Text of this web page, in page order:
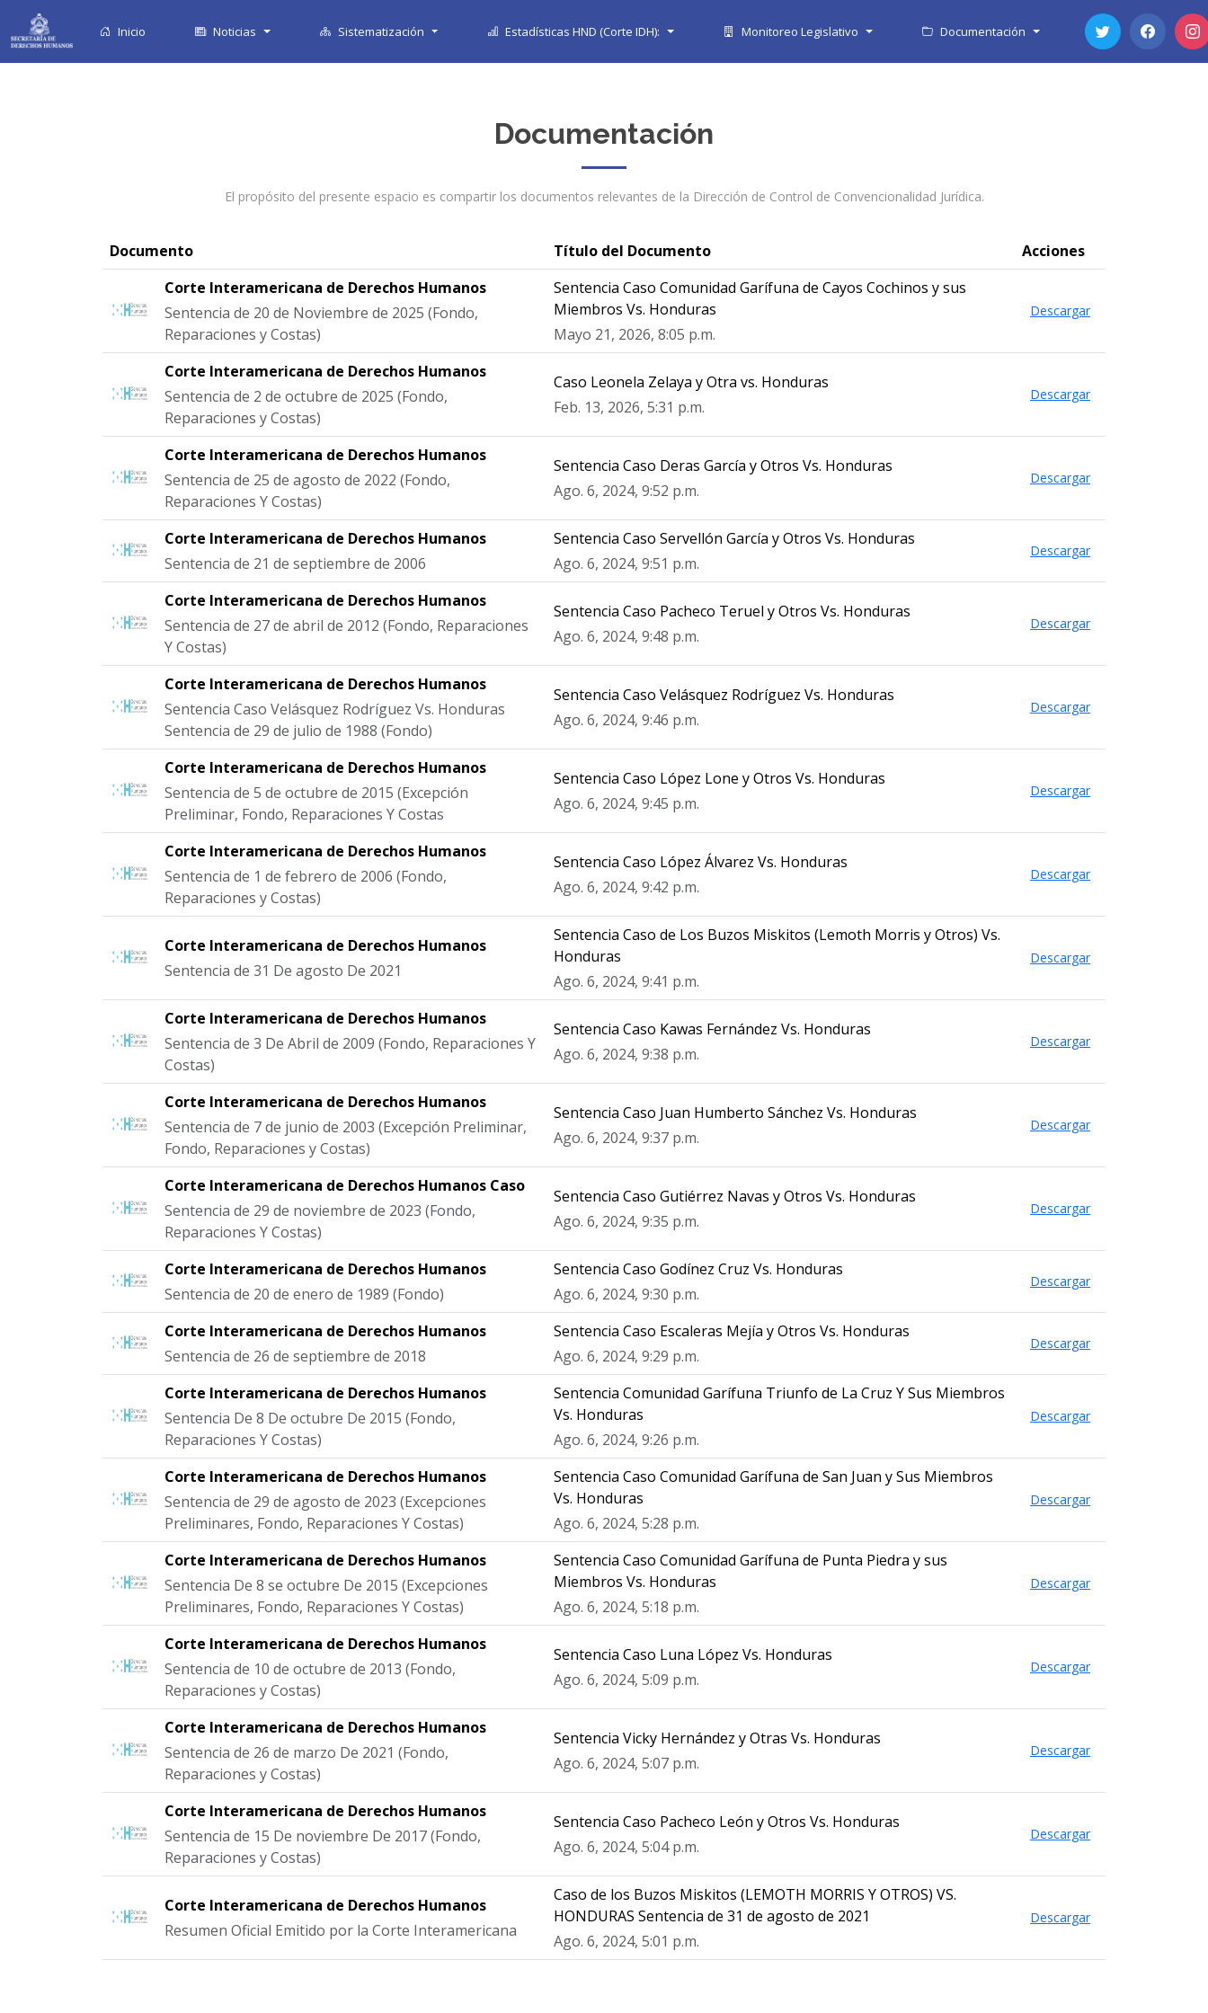
Inicio Noticias Sistematización Estadísticas HND (Corte IDH): Monitoreo Legislativo Documentación
Documentación
El propósito del presente espacio es compartir los documentos relevantes de la Dirección de Control de Convencionalidad Jurídica.
Documento Título del Documento
Acciones
Corte Interamericana de Derechos Humanos
Sentencia de 20 de Noviembre de 2025 (Fondo,
Reparaciones y Costas)
Sentencia Caso Comunidad Garífuna de Cayos Cochinos y sus
Miembros Vs. Honduras
Mayo 21, 2026, 8:05 p.m.
Descargar
Corte Interamericana de Derechos Humanos
Sentencia de 2 de octubre de 2025 (Fondo,
Reparaciones y Costas)
Caso Leonela Zelaya y Otra vs. Honduras
Feb. 13, 2026, 5:31 p.m.
Descargar
Corte Interamericana de Derechos Humanos
Sentencia de 25 de agosto de 2022 (Fondo,
Reparaciones Y Costas)
Sentencia Caso Deras García y Otros Vs. Honduras
Ago. 6, 2024, 9:52 p.m.
Descargar
Corte Interamericana de Derechos Humanos
Sentencia de 21 de septiembre de 2006
Sentencia Caso Servellón García y Otros Vs. Honduras
Ago. 6, 2024, 9:51 p.m.
Descargar
Corte Interamericana de Derechos Humanos
Sentencia de 27 de abril de 2012 (Fondo, Reparaciones
Y Costas)
Sentencia Caso Pacheco Teruel y Otros Vs. Honduras
Ago. 6, 2024, 9:48 p.m.
Descargar
Corte Interamericana de Derechos Humanos
Sentencia Caso Velásquez Rodríguez Vs. Honduras
Sentencia de 29 de julio de 1988 (Fondo)
Sentencia Caso Velásquez Rodríguez Vs. Honduras
Ago. 6, 2024, 9:46 p.m.
Descargar
Corte Interamericana de Derechos Humanos
Sentencia de 5 de octubre de 2015 (Excepción
Preliminar, Fondo, Reparaciones Y Costas
Sentencia Caso López Lone y Otros Vs. Honduras
Ago. 6, 2024, 9:45 p.m.
Descargar
Corte Interamericana de Derechos Humanos
Sentencia de 1 de febrero de 2006 (Fondo,
Reparaciones y Costas)
Sentencia Caso López Álvarez Vs. Honduras
Ago. 6, 2024, 9:42 p.m.
Descargar
Corte Interamericana de Derechos Humanos
Sentencia de 31 De agosto De 2021
Sentencia Caso de Los Buzos Miskitos (Lemoth Morris y Otros) Vs.
Honduras
Ago. 6, 2024, 9:41 p.m.
Descargar
Corte Interamericana de Derechos Humanos
Sentencia de 3 De Abril de 2009 (Fondo, Reparaciones Y
Costas)
Sentencia Caso Kawas Fernández Vs. Honduras
Ago. 6, 2024, 9:38 p.m.
Descargar
Corte Interamericana de Derechos Humanos
Sentencia de 7 de junio de 2003 (Excepción Preliminar,
Fondo, Reparaciones y Costas)
Sentencia Caso Juan Humberto Sánchez Vs. Honduras
Ago. 6, 2024, 9:37 p.m.
Descargar
Corte Interamericana de Derechos Humanos Caso
Sentencia de 29 de noviembre de 2023 (Fondo,
Reparaciones Y Costas)
Sentencia Caso Gutiérrez Navas y Otros Vs. Honduras
Ago. 6, 2024, 9:35 p.m.
Descargar
Corte Interamericana de Derechos Humanos
Sentencia de 20 de enero de 1989 (Fondo)
Sentencia Caso Godínez Cruz Vs. Honduras
Ago. 6, 2024, 9:30 p.m.
Descargar
Corte Interamericana de Derechos Humanos
Sentencia de 26 de septiembre de 2018
Sentencia Caso Escaleras Mejía y Otros Vs. Honduras
Ago. 6, 2024, 9:29 p.m.
Descargar
Corte Interamericana de Derechos Humanos
Sentencia De 8 De octubre De 2015 (Fondo,
Reparaciones Y Costas)
Sentencia Comunidad Garífuna Triunfo de La Cruz Y Sus Miembros
Vs. Honduras
Ago. 6, 2024, 9:26 p.m.
Descargar
Corte Interamericana de Derechos Humanos
Sentencia de 29 de agosto de 2023 (Excepciones
Preliminares, Fondo, Reparaciones Y Costas)
Sentencia Caso Comunidad Garífuna de San Juan y Sus Miembros
Vs. Honduras
Ago. 6, 2024, 5:28 p.m.
Descargar
Corte Interamericana de Derechos Humanos
Sentencia De 8 se octubre De 2015 (Excepciones
Preliminares, Fondo, Reparaciones Y Costas)
Sentencia Caso Comunidad Garífuna de Punta Piedra y sus
Miembros Vs. Honduras
Ago. 6, 2024, 5:18 p.m.
Descargar
Corte Interamericana de Derechos Humanos
Sentencia de 10 de octubre de 2013 (Fondo,
Reparaciones y Costas)
Sentencia Caso Luna López Vs. Honduras
Ago. 6, 2024, 5:09 p.m.
Descargar
Corte Interamericana de Derechos Humanos
Sentencia de 26 de marzo De 2021 (Fondo,
Reparaciones y Costas)
Sentencia Vicky Hernández y Otras Vs. Honduras
Ago. 6, 2024, 5:07 p.m.
Descargar
Corte Interamericana de Derechos Humanos
Sentencia de 15 De noviembre De 2017 (Fondo,
Reparaciones y Costas)
Sentencia Caso Pacheco León y Otros Vs. Honduras
Ago. 6, 2024, 5:04 p.m.
Descargar
Corte Interamericana de Derechos Humanos
Resumen Oficial Emitido por la Corte Interamericana
Caso de los Buzos Miskitos (LEMOTH MORRIS Y OTROS) VS.
HONDURAS Sentencia de 31 de agosto de 2021
Ago. 6, 2024, 5:01 p.m.
Descargar